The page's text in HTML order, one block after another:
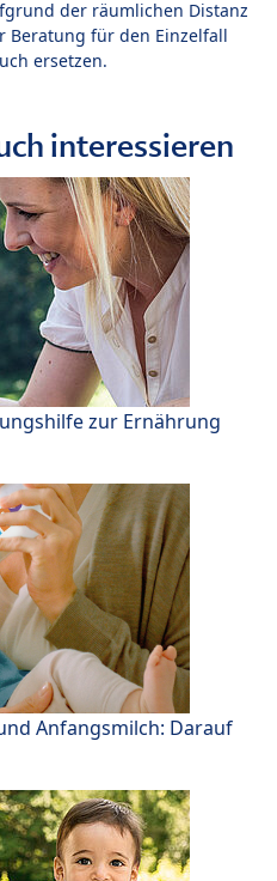
der räumlichen Distanz
Beratung für den Einzelfall
ersetzen.
interessieren
zur Ernährung
Anfangsmilch: Darauf